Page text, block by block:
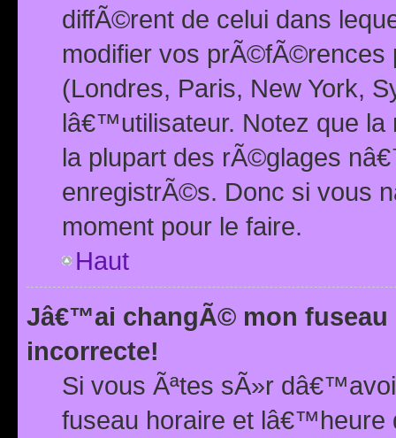
diffÃ©rent de celui dans
modifier vos prÃ©fÃ©rences
(Londres, Paris, New York,
lâ€™utilisateur. Notez que la
la plupart des rÃ©glages
enregistrÃ©s. Donc si vous
moment pour le faire.
Haut
Jâ€™ai changÃ© mon
incorrecte!
Si vous Ãªtes sÃ»r
fuseau horaire et